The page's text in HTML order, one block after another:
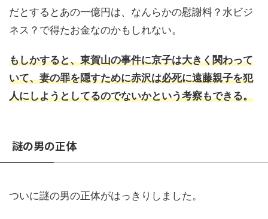
だとするとあの一億円は、なんらかの慰謝料？水ビジ
ネス？で得たお金なのかもしれない。
もしかすると、東賀山の事件に京子は大きく関わって
いて、妻の罪を隠すために赤沢は必死に遠藤親子を犯
人にしようとしてるのでないかという考察もできる。
謎の男の正体
ついに謎の男の正体がはっきりしました。